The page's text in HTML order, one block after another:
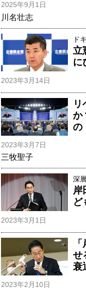
2025年9月1日
川名壮志
ド
立
に
2023年3月14日
か
の
2023年3月7日
三牧聖子
深
岸
ど
2023年3月1日
せ
衰
2023年2月10日